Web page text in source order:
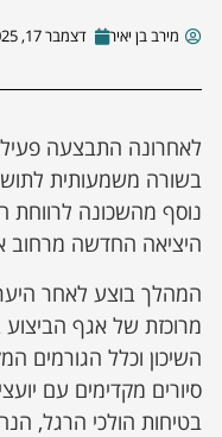
מקומית
עסקים
מירב בן יאיר דצמבר 17, 2025
לאחרונה התבצעה
נוסף מהשכונה לרווחת
היציאה החדשה מרחוב
המהלך בוצע לאחר
מרוכזת של אגף
השיכון וכלל הגורמים
סיורים מקדימים עם
בטיחות הולכי הרגל,